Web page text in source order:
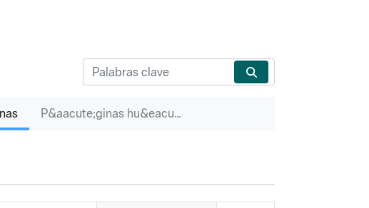
P&aacute;ginas hu&eacute;rfanas